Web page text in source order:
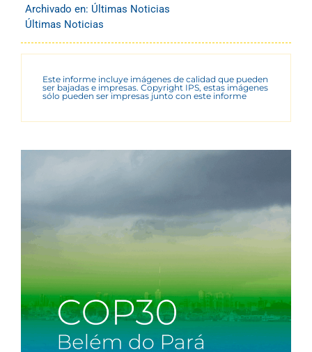
Archivado en: Últimas Noticias
Últimas Noticias
Este informe incluye imágenes de calidad que pueden
ser bajadas e impresas. Copyright IPS, estas imágenes
sólo pueden ser impresas junto con este informe